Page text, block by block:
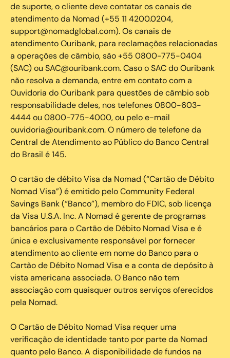
de suporte, o cliente deve contatar os canais de
atendimento da Nomad (+55 11 4200.0204,
support@nomadglobal.com). Os canais de
atendimento Ouribank, para reclamações relacionadas
a operações de câmbio, são +55 0800-775-0404
(SAC) ou SAC@ouribank.com. Caso o SAC do Ouribank
não resolva a demanda, entre em contato com a
Ouvidoria do Ouribank para questões de câmbio sob
responsabilidade deles, nos telefones 0800-603-
4444 ou 0800-775-4000, ou pelo e-mail
ouvidoria@ouribank.com. O número de telefone da
Central de Atendimento ao Público do Banco Central
do Brasil é 145.
O cartão de débito Visa da Nomad (“Cartão de Débito
Nomad Visa”) é emitido pelo Community Federal
Savings Bank (“Banco”), membro do FDIC, sob licença
da Visa U.S.A. Inc. A Nomad é gerente de programas
bancários para o Cartão de Débito Nomad Visa e é
única e exclusivamente responsável por fornecer
atendimento ao cliente em nome do Banco para o
Cartão de Débito Nomad Visa e a conta de depósito à
vista americana associada. O Banco não tem
associação com quaisquer outros serviços oferecidos
pela Nomad.
O Cartão de Débito Nomad Visa requer uma
verificação de identidade tanto por parte da Nomad
quanto pelo Banco. A disponibilidade de fundos na